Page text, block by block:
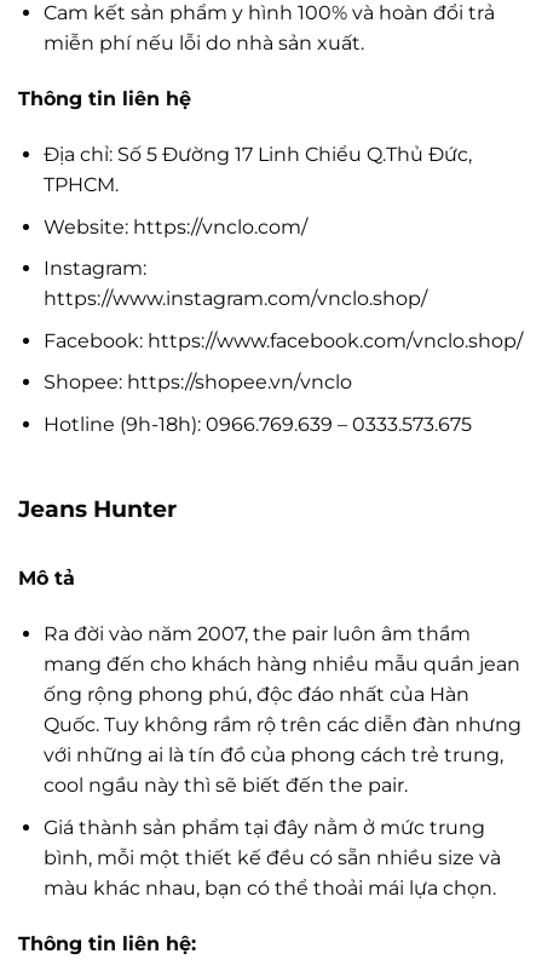
Cam kết sản phẩm y hình 100% và hoàn đổi trả
miễn phí nếu lỗi do nhà sản xuất.
Thông tin liên hệ
Địa chỉ: Số 5 Đường 17 Linh Chiểu Q.Thủ Đức,
TPHCM.
Website: https://vnclo.com/
Instagram:
https://www.instagram.com/vnclo.shop/
Facebook: https://www.facebook.com/vnclo.shop/
Shopee: https://shopee.vn/vnclo
Hotline (9h-18h): 0966.769.639 – 0333.573.675
Jeans Hunter
Mô tả
Ra đời vào năm 2007, the pair luôn âm thầm
mang đến cho khách hàng nhiều mẫu quần jean
ống rộng phong phú, độc đáo nhất của Hàn
Quốc. Tuy không rầm rộ trên các diễn đàn nhưng
với những ai là tín đồ của phong cách trẻ trung,
cool ngầu này thì sẽ biết đến the pair.
Giá thành sản phẩm tại đây nằm ở mức trung
bình, mỗi một thiết kế đều có sẵn nhiều size và
màu khác nhau, bạn có thể thoải mái lựa chọn.
Thông tin liên hệ: